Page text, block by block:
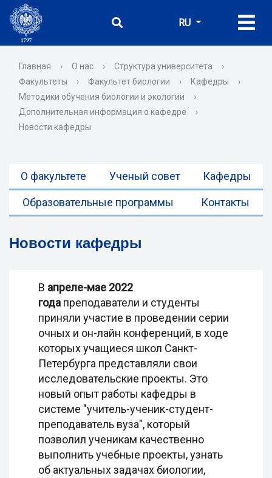
RU
Главная › О нас › Структура университета
›
Факультеты
› Факультет биологии › Кафедры
›
Методики обучения биологии и экологии
›
Дополнительная информация о кафедре
›
Новости кафедры
О факультете Ученый совет Кафедры
Образовательные программы Контакты
Новости кафедры
В апреле-мае 2022
года преподаватели и студенты
приняли участие в проведении серии
очных и он-лайн конференций, в ходе
которых учащиеся школ Санкт-
Петербурга представляли свои
исследовательские проекты. Это
новый опыт работы кафедры в
системе "учитель-ученик-студент-
преподаватель вуза", который
позволил ученикам качественно
выполнить учебные проекты, узнать
об актуальных задачах биологии,